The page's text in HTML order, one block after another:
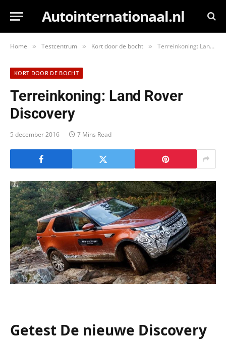
Autointernationaal.nl
Home » Testcentrum » Kort door de bocht » Terreinkoning: Land Rover Discovery
KORT DOOR DE BOCHT
Terreinkoning: Land Rover
Discovery
5 december 2016 7 Mins Read
Getest De nieuwe Discovery